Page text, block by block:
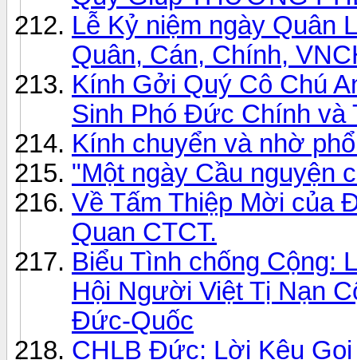
Lễ Kỷ niệm ngày Quân
Quân, Cán, Chính,
Kính Gởi Quý Cô Chú
Sinh Phó Đức Chính và
Kính chuyển và nhờ
"Một ngày Cầu nguyện
Về Tấm Thiệp Mời của
Quan CTCT.
Biểu Tình chống Cộng:
Hội Người Việt Tị Nạn
Đức-Quốc
CHLB Đức: Lời Kêu